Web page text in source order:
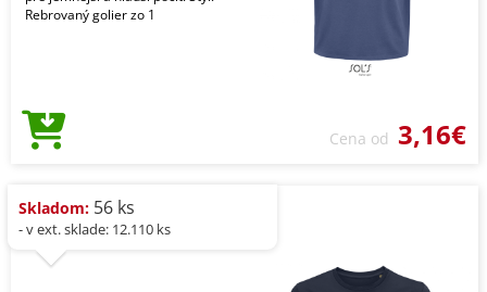
Rebrovaný golier zo 1
Cena od 3,16€
Skladom: 56 ks
- v ext. sklade: 12.110 ks